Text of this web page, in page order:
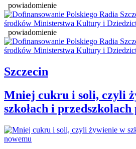
powiadomienie
powiadomienie
Szczecin
Mniej cukru i soli, czyli
szkołach i przedszkolach